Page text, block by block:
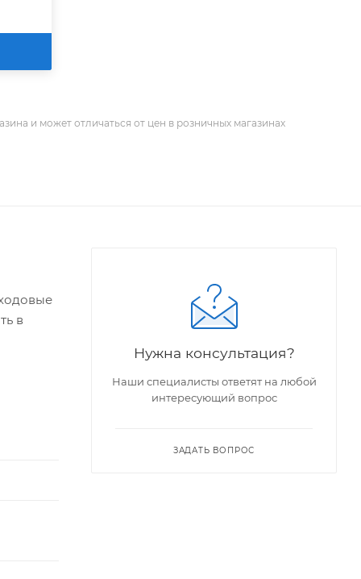
и может отличаться от цен в розничных магазинах
в
Нужна консультация?
Наши специалисты ответят на любой
интересующий вопрос
ЗАДАТЬ ВОПРОС